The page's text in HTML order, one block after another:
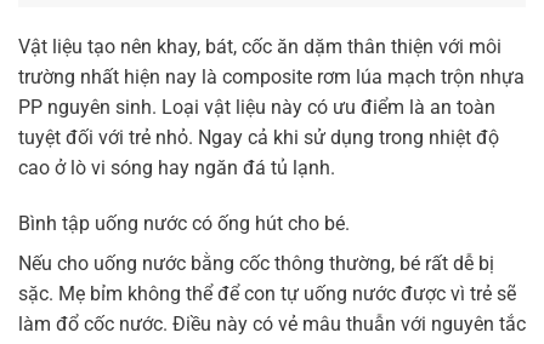
Vật liệu tạo nên khay, bát, cốc ăn dặm thân thiện với môi
trường nhất hiện nay là composite rơm lúa mạch trộn nhựa
PP nguyên sinh. Loại vật liệu này có ưu điểm là an toàn
tuyệt đối với trẻ nhỏ. Ngay cả khi sử dụng trong nhiệt độ
cao ở lò vi sóng hay ngăn đá tủ lạnh.
Bình tập uống nước có ống hút cho bé.
Nếu cho uống nước bằng cốc thông thường, bé rất dễ bị
sặc. Mẹ bỉm không thể để con tự uống nước được vì trẻ sẽ
làm đổ cốc nước. Điều này có vẻ mâu thuẫn với nguyên tắc